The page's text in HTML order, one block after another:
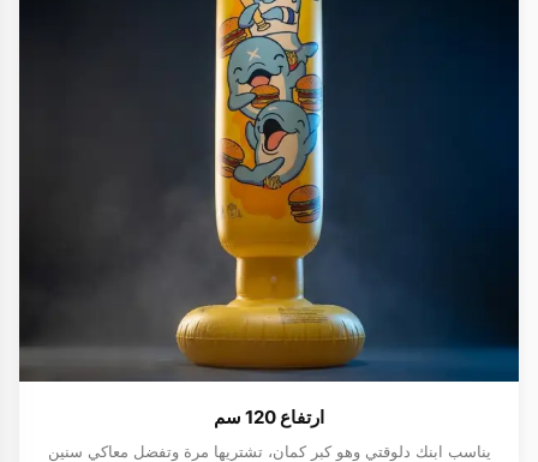
ارتفاع 120 سم
يناسب ابنك دلوقتي وهو كبر كمان، تشتريها مرة وتفضل معاكي سنين